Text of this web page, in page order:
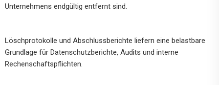
Unternehmens endgültig entfernt sind.
Löschprotokolle und Abschlussberichte liefern eine belastbare
Grundlage für Datenschutzberichte, Audits und interne
Rechenschaftspflichten.